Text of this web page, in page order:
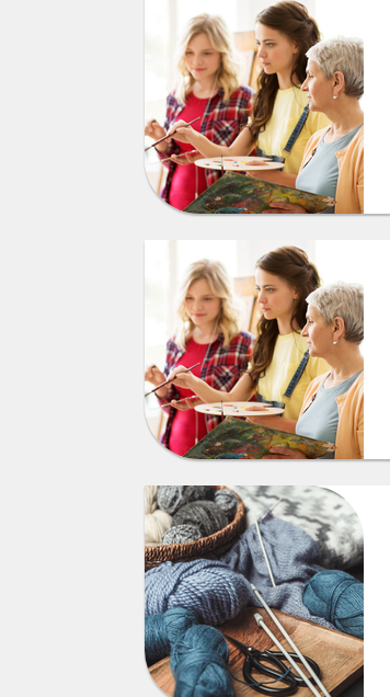
Göteborg
Götene
Halmstad
Haparanda
Hede
Hedemora
Hemse
Henån
Hjälteby
Hudiksvall
Hultsfred
Hunnebostrand
Huskvarna
Hyltebruk